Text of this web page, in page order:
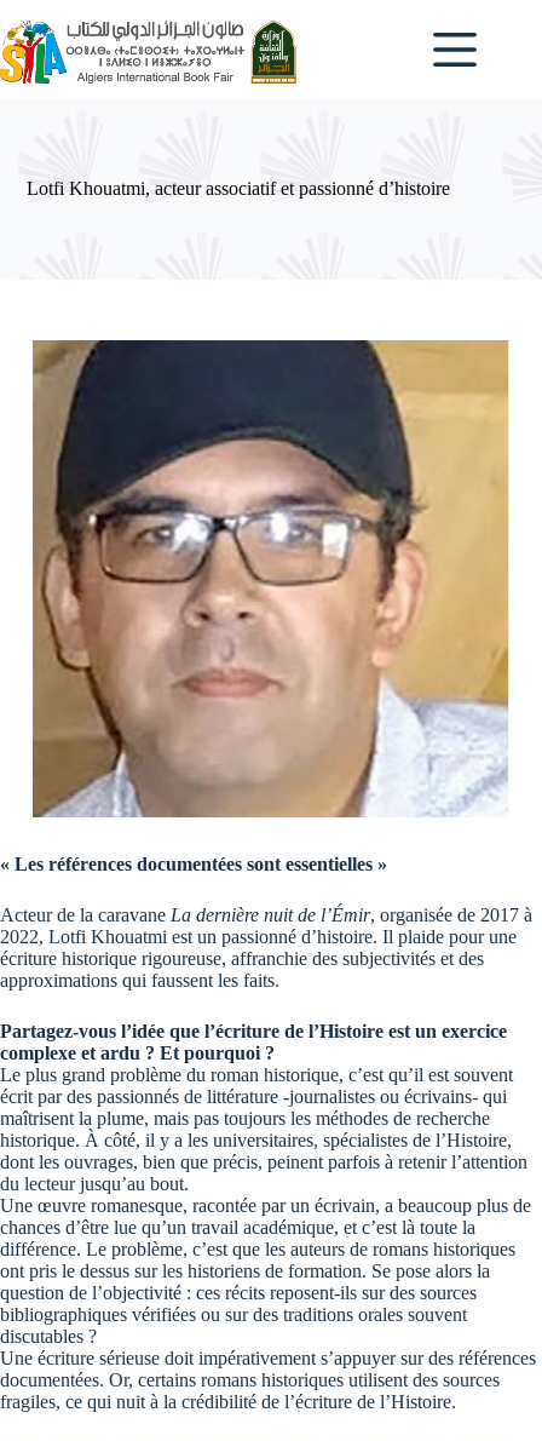
au
contenu
Lotfi Khouatmi, acteur associatif et passionné d’histoire
« Les références documentées sont essentielles »
Acteur de la caravane La dernière nuit de l’Émir, organisée de 2017 à
2022, Lotfi Khouatmi est un passionné d’histoire. Il plaide pour une
écriture historique rigoureuse, affranchie des subjectivités et des
approximations qui faussent les faits.
Partagez-vous l’idée que l’écriture de l’Histoire est un exercice
complexe et ardu ? Et pourquoi ?
Le plus grand problème du roman historique, c’est qu’il est souvent
écrit par des passionnés de littérature -journalistes ou écrivains- qui
maîtrisent la plume, mais pas toujours les méthodes de recherche
historique. À côté, il y a les universitaires, spécialistes de l’Histoire,
dont les ouvrages, bien que précis, peinent parfois à retenir l’attention
du lecteur jusqu’au bout.
Une œuvre romanesque, racontée par un écrivain, a beaucoup plus de
chances d’être lue qu’un travail académique, et c’est là toute la
différence. Le problème, c’est que les auteurs de romans historiques
ont pris le dessus sur les historiens de formation. Se pose alors la
question de l’objectivité : ces récits reposent-ils sur des sources
bibliographiques vérifiées ou sur des traditions orales souvent
discutables ?
Une écriture sérieuse doit impérativement s’appuyer sur des références
documentées. Or, certains romans historiques utilisent des sources
fragiles, ce qui nuit à la crédibilité de l’écriture de l’Histoire.